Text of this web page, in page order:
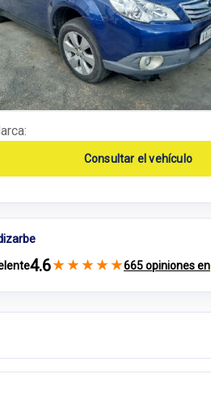
Consultar el vehículo
4.6★ ★ ★ ★ ★665 opiniones en